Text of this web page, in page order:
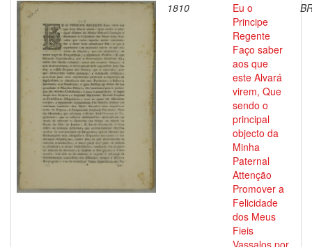
1810
Eu o
Principe
Regente
Faço saber
aos que
este Alvará
virem, Que
sendo o
principal
objecto da
Minha
Paternal
Attenção
Promover a
Felicidade
dos Meus
Fieis
Vassalos por